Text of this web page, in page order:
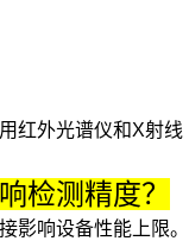
红外光谱仪和X射线
检测精度？
影响设备性能上限。